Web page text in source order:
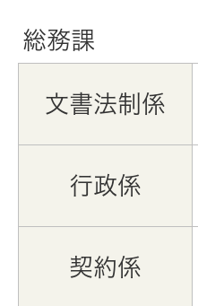
総務課
文書法制係
行政係
契約係